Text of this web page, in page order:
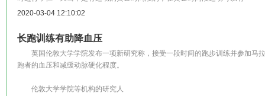
2020-03-04 12:10:02
长跑训练有助降血压
英国伦敦大学学院发布一项新研究称，接受一段时间的跑步训练并参加马
跑者的血压和减缓动脉硬化程度。
伦敦大学学院等机构的研究人